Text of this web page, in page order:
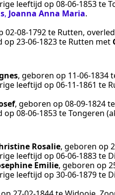
leeftijd op 08‑06‑1853te
, Joanna Anna Maria.
02‑08‑1792te Rutten,
op 23‑06‑1823te Rutten met
, geboren op 11‑06‑1834
leeftijd op 06‑11‑1861 te
, geboren op 08‑09‑1824te
op 08‑06‑1853teTongeren
Rosalie, geboren op
leeftijd op 06‑06‑1883te
Emilie, geboren op
leeftijd op 30‑06‑1879te